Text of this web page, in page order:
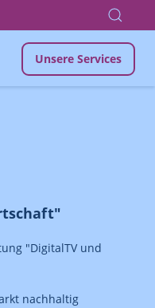
Unsere Services
"DigitalTV und
nachhaltig